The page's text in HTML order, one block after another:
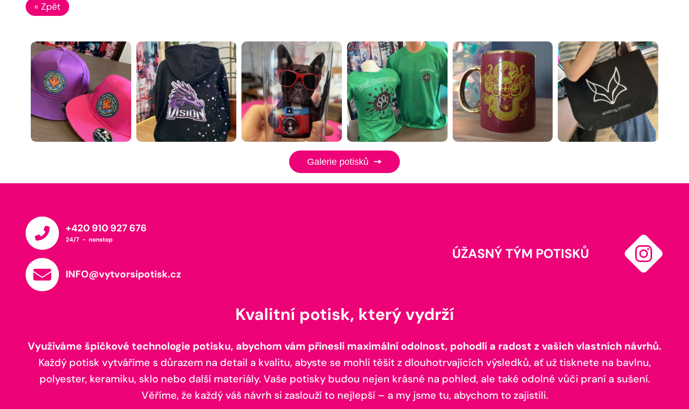
« Zpět
Galerie potisků
+420 910 927 676
24/7 - nonstop
INFO@vytvorsipotisk.cz
ÚŽASNÝ TÝM POTISKŮ
Kvalitní potisk, který vydrží
Využíváme špičkové technologie potisku, abychom vám přinesli maximální odolnost, pohodlí a radost z vašich vlastních návrhů.
Každý potisk vytváříme s důrazem na detail a kvalitu, abyste se mohli těšit z dlouhotrvajících výsledků, ať už tisknete na bavlnu,
polyester, keramiku, sklo nebo další materiály. Vaše potisky budou nejen krásné na pohled, ale také odolné vůči praní a sušení.
Věříme, že každý váš návrh si zaslouží to nejlepší – a my jsme tu, abychom to zajistili.